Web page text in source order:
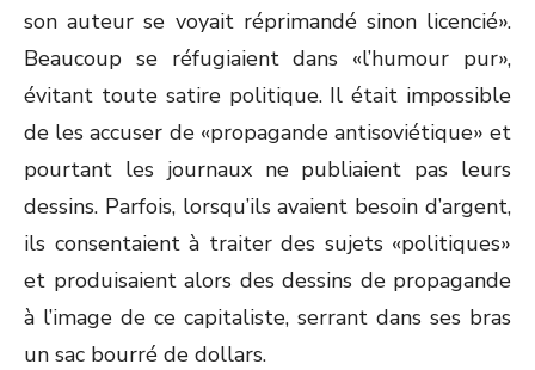
son auteur se voyait réprimandé sinon licencié».
Beaucoup se réfugiaient dans «l’humour pur»,
évitant toute satire politique. Il était impossible
de les accuser de «propagande antisoviétique» et
pourtant les journaux ne publiaient pas leurs
dessins. Parfois, lorsqu’ils avaient besoin d’argent,
ils consentaient à traiter des sujets «politiques»
et produisaient alors des dessins de propagande
à l’image de ce capitaliste, serrant dans ses bras
un sac bourré de dollars.